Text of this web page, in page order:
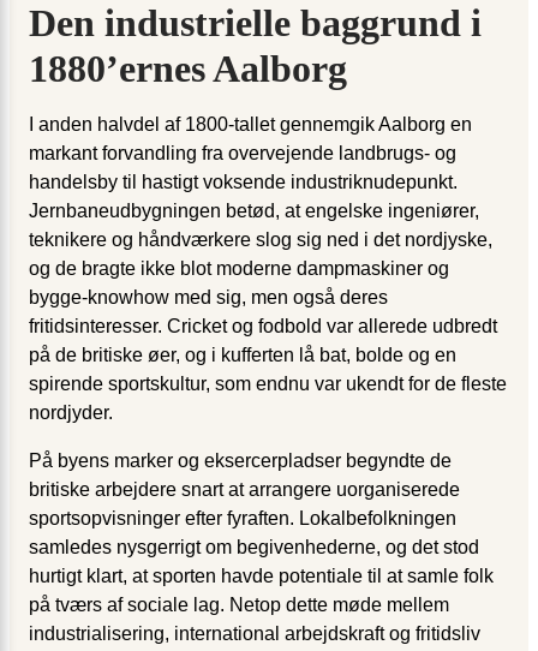
Den industrielle baggrund i
1880’ernes Aalborg
I anden halvdel af 1800-tallet gennemgik Aalborg en
markant forvandling fra overvejende landbrugs- og
handelsby til hastigt voksende industriknudepunkt.
Jernbaneudbygningen betød, at engelske ingeniører,
teknikere og håndværkere slog sig ned i det nordjyske,
og de bragte ikke blot moderne dampmaskiner og
bygge-knowhow med sig, men også deres
fritidsinteresser. Cricket og fodbold var allerede udbredt
på de britiske øer, og i kufferten lå bat, bolde og en
spirende sportskultur, som endnu var ukendt for de fleste
nordjyder.
På byens marker og eksercerpladser begyndte de
britiske arbejdere snart at arrangere uorganiserede
sportsopvisninger efter fyraften. Lokalbefolkningen
samledes nysgerrigt om begivenhederne, og det stod
hurtigt klart, at sporten havde potentiale til at samle folk
på tværs af sociale lag. Netop dette møde mellem
industrialisering, international arbejdskraft og fritidsliv